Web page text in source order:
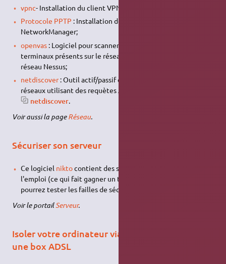
vpnc- Installation du client VPNC (compatible Cisco System);
Protocole PPTP : Installation de pptp dans le
NetworkManager;
openvas: Logiciel pour scanner les réseaux et les failles des
terminaux présents sur le réseaux, clone libre du scanner
réseau Nessus;
netdiscover: Outil actif/passif de découverte d'adresses
réseaux utilisant des requètesARP
netdiscover.
Voir aussi la pageRéseau.
Sécuriser son serveur
Ce logiciel niktocontient des scripts déjà écrits et prêts à
l'emploi (ce qui fait gagner un temps précieux), ainsi vous
pourrez tester les failles de sécurité de votre site web.
Voir le portailServeur.
Isoler votre ordinateur via un réseau local ou
une box ADSL